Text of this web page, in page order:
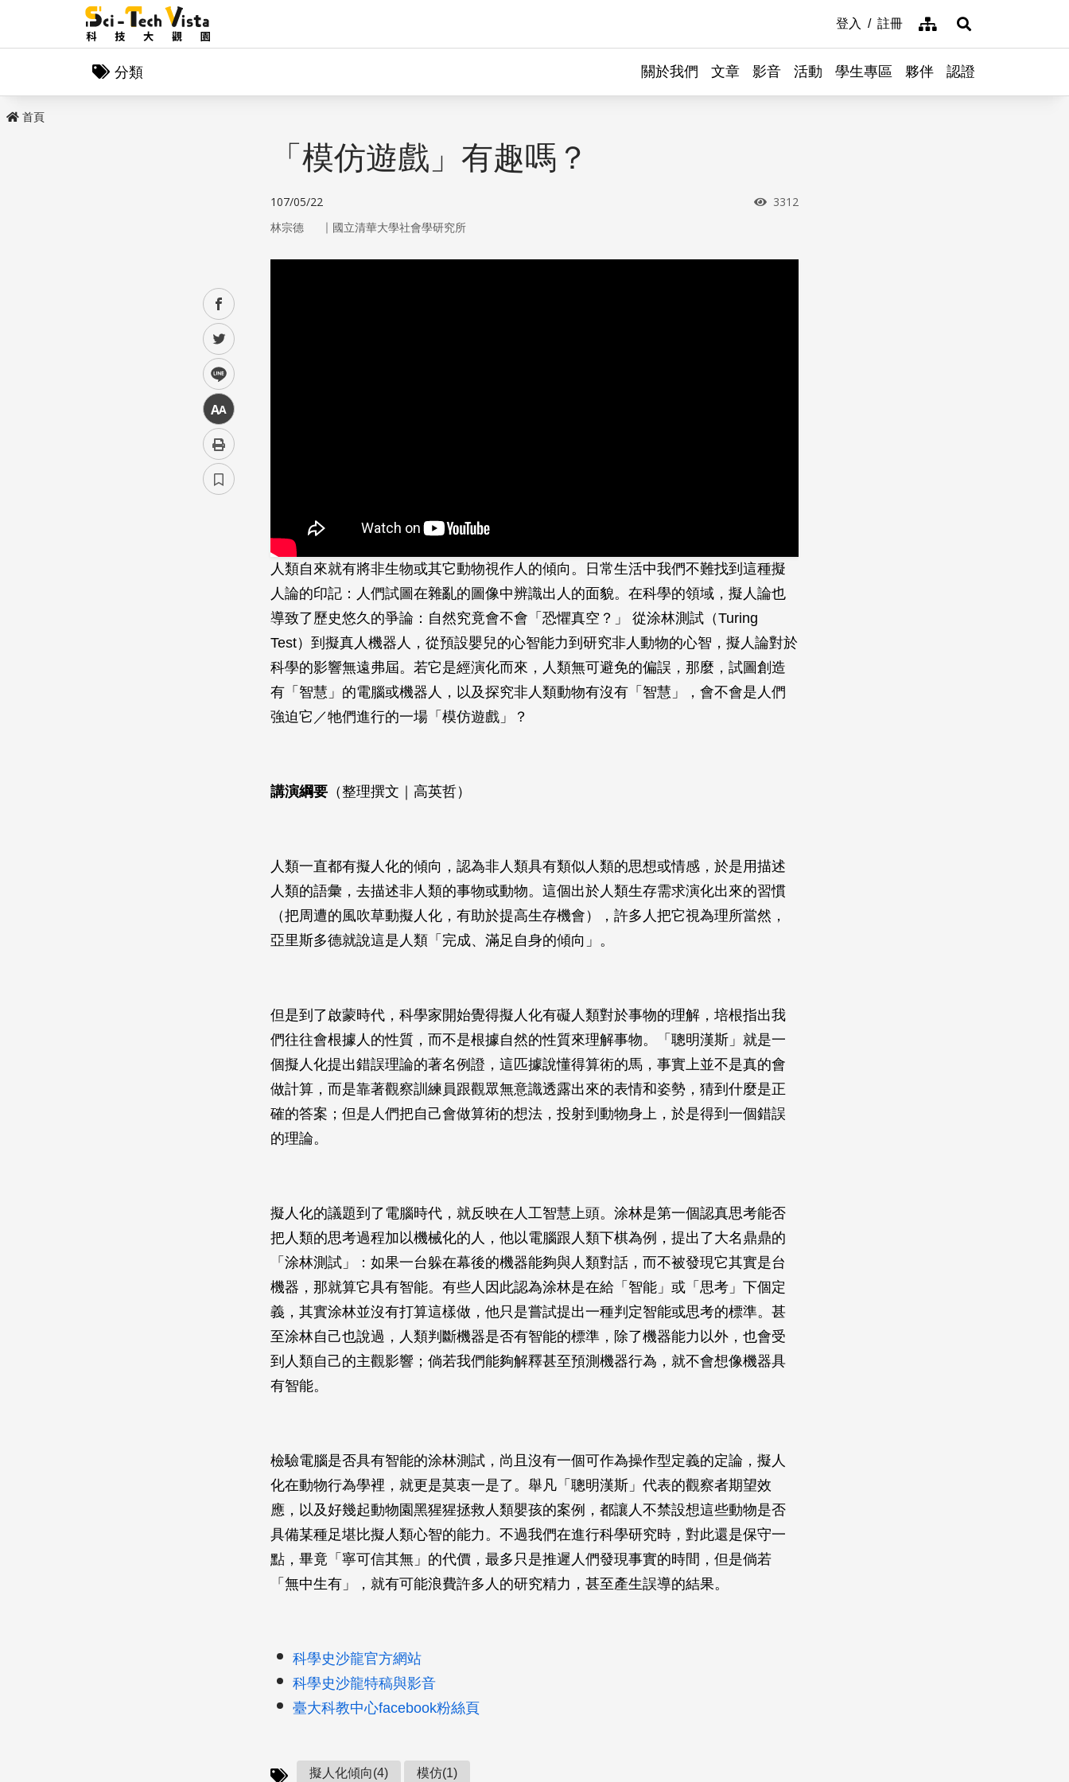
登入 註冊 網站導覽展開搜尋
分類 關於我們 文章 影音 活動 學生專區 夥伴 認證
首頁
facebook
twitter
line
中
「模仿遊戲」有趣嗎？
107/05/22 瀏覽次數
3312
林宗德 ｜ 國立清華大學社會學研究所
人類自來就有將非生物或其它動物視作人的傾向。日常生活中我們不難找到這種擬
人論的印記：人們試圖在雜亂的圖像中辨識出人的面貌。在科學的領域，擬人論也
導致了歷史悠久的爭論：自然究竟會不會「恐懼真空？」 從涂林測試（Turing
Test）到擬真人機器人，從預設嬰兒的心智能力到研究非人動物的心智，擬人論對於
科學的影響無遠弗屆。若它是經演化而來，人類無可避免的偏誤，那麼，試圖創造
有「智慧」的電腦或機器人，以及探究非人類動物有沒有「智慧」，會不會是人們
強迫它／牠們進行的一場「模仿遊戲」？
講演綱要 （整理撰文｜高英哲）
人類一直都有擬人化的傾向，認為非人類具有類似人類的思想或情感，於是用描述
人類的語彙，去描述非人類的事物或動物。這個出於人類生存需求演化出來的習慣
（把周遭的風吹草動擬人化，有助於提高生存機會），許多人把它視為理所當然，
亞里斯多德就說這是人類「完成、滿足自身的傾向」。
但是到了啟蒙時代，科學家開始覺得擬人化有礙人類對於事物的理解，培根指出我
們往往會根據人的性質，而不是根據自然的性質來理解事物。「聰明漢斯」就是一
個擬人化提出錯誤理論的著名例證，這匹據說懂得算術的馬，事實上並不是真的會
做計算，而是靠著觀察訓練員跟觀眾無意識透露出來的表情和姿勢，猜到什麼是正
確的答案；但是人們把自己會做算術的想法，投射到動物身上，於是得到一個錯誤
的理論。
擬人化的議題到了電腦時代，就反映在人工智慧上頭。涂林是第一個認真思考能否
把人類的思考過程加以機械化的人，他以電腦跟人類下棋為例，提出了大名鼎鼎的
「涂林測試」：如果一台躲在幕後的機器能夠與人類對話，而不被發現它其實是台
機器，那就算它具有智能。有些人因此認為涂林是在給「智能」或「思考」下個定
義，其實涂林並沒有打算這樣做，他只是嘗試提出一種判定智能或思考的標準。甚
至涂林自己也說過，人類判斷機器是否有智能的標準，除了機器能力以外，也會受
到人類自己的主觀影響；倘若我們能夠解釋甚至預測機器行為，就不會想像機器具
有智能。
檢驗電腦是否具有智能的涂林測試，尚且沒有一個可作為操作型定義的定論，擬人
化在動物行為學裡，就更是莫衷一是了。舉凡「聰明漢斯」代表的觀察者期望效
應，以及好幾起動物園黑猩猩拯救人類嬰孩的案例，都讓人不禁設想這些動物是否
具備某種足堪比擬人類心智的能力。不過我們在進行科學研究時，對此還是保守一
點，畢竟「寧可信其無」的代價，最多只是推遲人們發現事實的時間，但是倘若
「無中生有」，就有可能浪費許多人的研究精力，甚至產生誤導的結果。
科學史沙龍官方網站
科學史沙龍特稿與影音
臺大科教中心facebook粉絲頁
擬人化傾向(4) 模仿(1)